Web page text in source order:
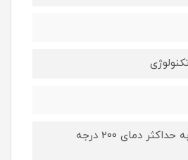
با قابلیت رسیدن به حداکثر دمای 200 درجه